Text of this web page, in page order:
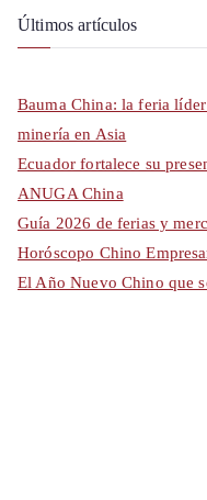
Últimos artículos
Bauma China: la feria
minería en Asia
Ecuador fortalece su
ANUGA China
Guía 2026 de ferias y
Horóscopo Chino
El Año Nuevo Chino que